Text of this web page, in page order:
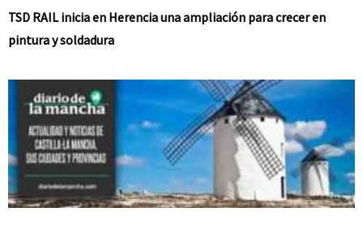
TSD RAIL inicia en Herencia una ampliación para crecer en
pintura y soldadura